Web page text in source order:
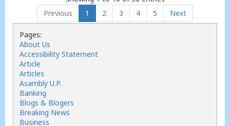
Previous
1 2 3 4 5 Next
Pages:
About Us
Accessibility Statement
Article
Articles
Asambly U.P.
Banking
Blogs & Blogers
Breaking News
Business